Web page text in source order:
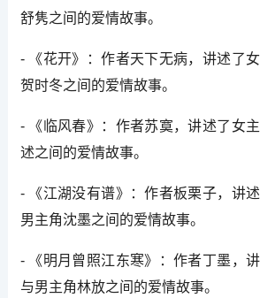
舒隽之间的爱情故事。
- 《花开》：作者天下无病，讲述了
贺时冬之间的爱情故事。
- 《临风春》：作者苏寞，讲述了女
述之间的爱情故事。
- 《江湖没有谱》：作者板栗子，讲
男主角沈墨之间的爱情故事。
- 《明月曾照江东寒》：作者丁墨，
与男主角林放之间的爱情故事。